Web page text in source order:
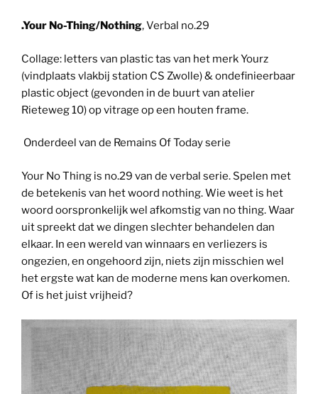
.Your No-Thing/Nothing, Verbal no.29
Collage: letters van plastic tas van het merk Yourz
(vindplaats vlakbij station CS Zwolle) & ondefinieerbaar
plastic object (gevonden in de buurt van atelier
Rieteweg 10) op vitrage op een houten frame.
Onderdeel van de Remains Of Today serie
Your No Thing is no.29 van de verbal serie. Spelen met
de betekenis van het woord nothing. Wie weet is het
woord oorspronkelijk wel afkomstig van no thing. Waar
uit spreekt dat we dingen slechter behandelen dan
elkaar. In een wereld van winnaars en verliezers is
ongezien, en ongehoord zijn, niets zijn misschien wel
het ergste wat kan de moderne mens kan overkomen.
Of is het juist vrijheid?